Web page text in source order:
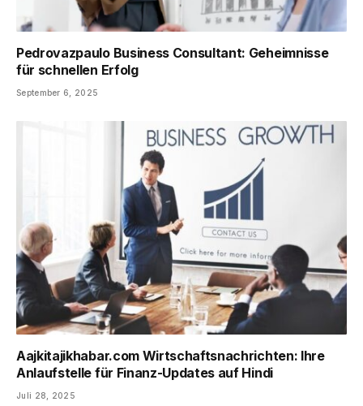
Pedrovazpaulo Business Consultant: Geheimnisse
für schnellen Erfolg
September 6, 2025
Aajkitajikhabar.com Wirtschaftsnachrichten: Ihre
Anlaufstelle für Finanz-Updates auf Hindi
Juli 28, 2025